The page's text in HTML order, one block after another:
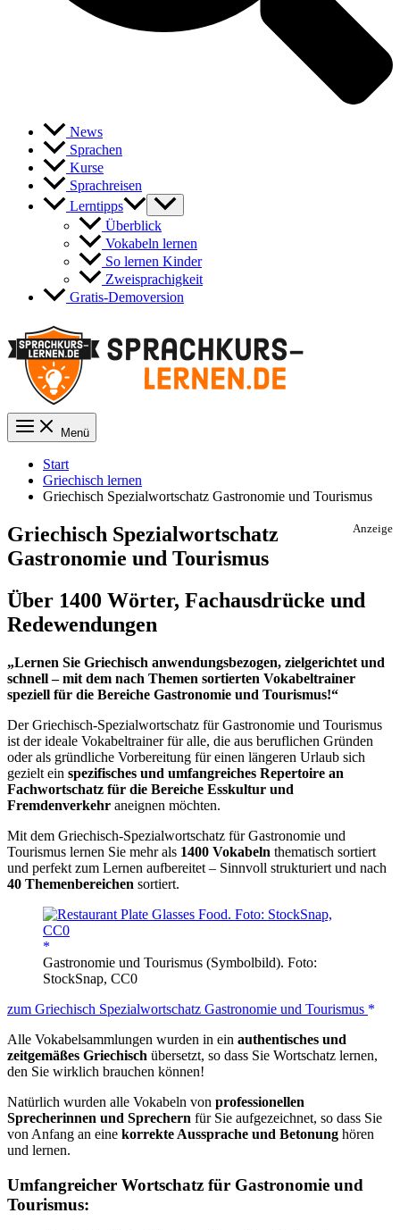
News
Sprachen
Kurse
Sprachreisen
Lerntipps
Überblick
Vokabeln lernen
So lernen Kinder
Zweisprachigkeit
Gratis-Demoversion
Menü
Start
Griechisch lernen
Griechisch Spezialwortschatz Gastronomie und Tourismus
Anzeige
Griechisch Spezialwortschatz
Gastronomie und Tourismus
Über 1400 Wörter, Fachausdrücke und
Redewendungen
„Lernen Sie Griechisch anwendungsbezogen, zielgerichtet und
schnell – mit dem nach Themen sortierten Vokabeltrainer
speziell für die Bereiche Gastronomie und Tourismus!“
Der Griechisch-Spezialwortschatz für Gastronomie und Tourismus
ist der ideale Vokabeltrainer für alle, die aus beruflichen Gründen
oder als gründliche Vorbereitung für einen längeren Urlaub sich
gezielt ein spezifisches und umfangreiches Repertoire an
Fachwortschatz für die Bereiche Esskultur und
Fremdenverkehr aneignen möchten.
Mit dem Griechisch-Spezialwortschatz für Gastronomie und
Tourismus lernen Sie mehr als 1400 Vokabeln thematisch sortiert
und perfekt zum Lernen aufbereitet – Sinnvoll strukturiert und nach
40 Themenbereichen sortiert.
Gastronomie und Tourismus (Symbolbild). Foto:
StockSnap, CC0
zum Griechisch Spezialwortschatz Gastronomie und Tourismus
Alle Vokabelsammlungen wurden in ein authentisches und
zeitgemäßes Griechisch übersetzt, so dass Sie Wortschatz lernen,
den Sie wirklich brauchen können!
Natürlich wurden alle Vokabeln von professionellen
Sprecherinnen und Sprechern für Sie aufgezeichnet, so dass Sie
von Anfang an eine korrekte Aussprache und Betonung hören
und lernen.
Umfangreicher Wortschatz für Gastronomie und
Tourismus: